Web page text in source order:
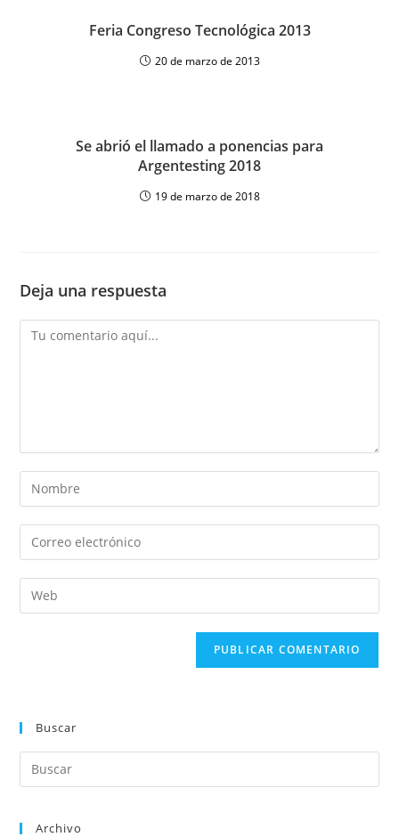
Feria Congreso Tecnológica 2013
20 de marzo de 2013
Se abrió el llamado a ponencias para
Argentesting 2018
19 de marzo de 2018
Deja una respuesta
Buscar
Archivo